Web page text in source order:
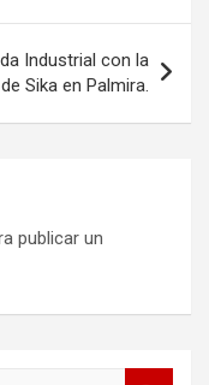
Industrial con la
Sika en Palmira.
publicar un